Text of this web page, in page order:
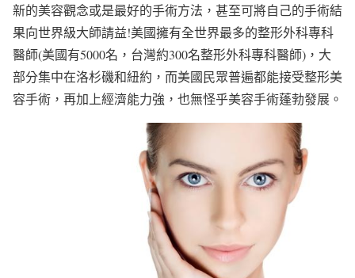
新的美容觀念或是最好的手術方法，甚至可將自己的手術結
果向世界級大師請益!美國擁有全世界最多的整形外科專科
醫師(美國有5000名，台灣約300名整形外科專科醫師)，大
部分集中在洛杉磯和紐約，而美國民眾普遍都能接受整形美
容手術，再加上經濟能力強，也無怪乎美容手術蓬勃發展。